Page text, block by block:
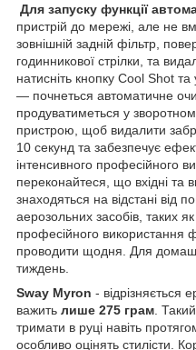
Для запуску функції
пристрій до мережі, але не
зовнішній задній фільтр,
годинникової стрілки, та
натисніть кнопку Cool Shot
— почнеться автоматичне
продуватиметься у
пристрою, щоб видалити
10 секунд та забезпечує
інтенсивного професійного
переконайтеся, що вхідні та
знаходяться на відстані від
аерозольних засобів, таких
професійного використання
проводити щодня. Для
тиждень.
Sway Myron - відрізняється
важить лише 275 грам .
тримати в руці навіть
особливо оцінять стилісти.